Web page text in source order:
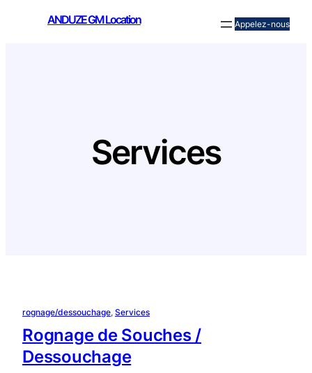
ANDUZE GM Location Appelez-nous
Services
rognage/dessouchage, Services
Rognage de Souches /
Dessouchage